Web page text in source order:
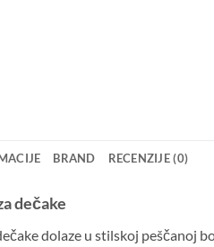
BRAND RECENZIJE (0)
dečake
dolaze u stilskoj peščanoj